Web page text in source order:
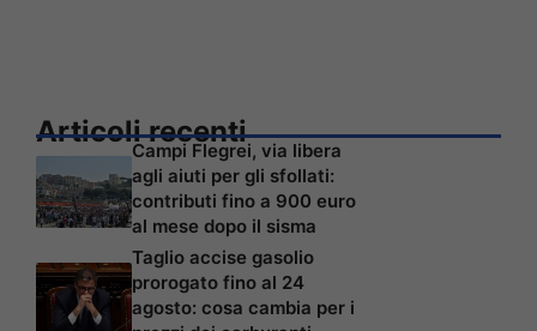
Articoli recenti
Campi Flegrei, via libera
agli aiuti per gli sfollati:
contributi fino a 900 euro
al mese dopo il sisma
Taglio accise gasolio
prorogato fino al 24
agosto: cosa cambia per i